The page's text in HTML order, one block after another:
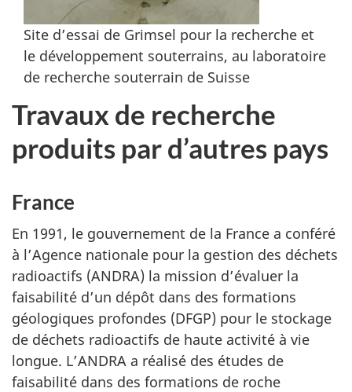
Site d’essai de Grimsel pour la recherche et
le développement souterrains, au laboratoire
de recherche souterrain de Suisse
Travaux de recherche
produits par d’autres pays
France
En 1991, le gouvernement de la France a conféré
à l’Agence nationale pour la gestion des déchets
radioactifs (ANDRA) la mission d’évaluer la
faisabilité d’un dépôt dans des formations
géologiques profondes (DFGP) pour le stockage
de déchets radioactifs de haute activité à vie
longue. L’ANDRA a réalisé des études de
faisabilité dans des formations de roche